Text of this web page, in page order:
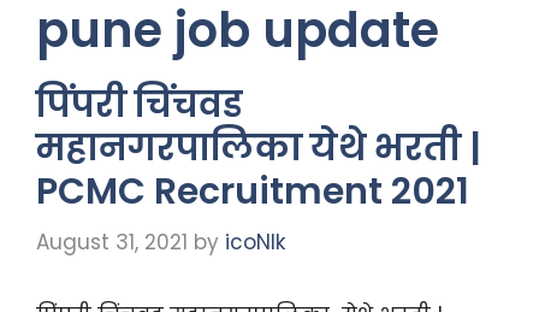
pune job update
पिंपरी चिंचवड
महानगरपालिका येथे भरती |
PCMC Recruitment 2021
August 31, 2021 by icoNIk